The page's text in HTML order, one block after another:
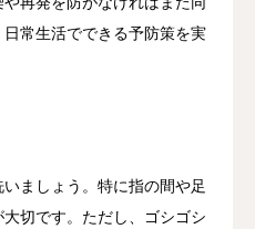
常生活でできる予防策を実
ましょう。特に指の間や足
切です。ただし、ゴシゴシ